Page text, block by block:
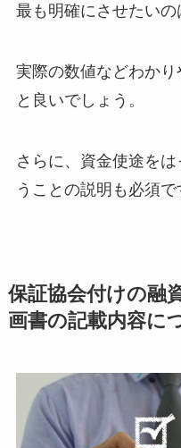
最も明確にさせたいの
実際の数値などわか
と良いでしょう。
さらに、資金使途を
うことの説明も必須で
保証協会付けの融
画書の記載内容に